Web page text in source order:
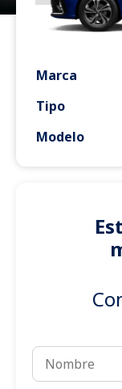
Marca
Tipo
Modelo